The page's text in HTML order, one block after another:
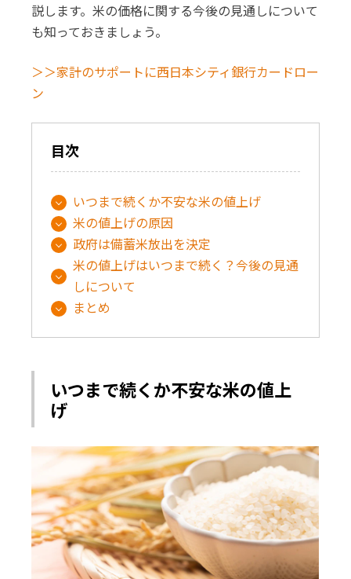
説します。米の価格に関する今後の見通しについて
も知っておきましょう。
＞＞家計のサポートに西日本シティ銀行カードロー
ン
目次
いつまで続くか不安な米の値上げ
米の値上げの原因
政府は備蓄米放出を決定
米の値上げはいつまで続く？今後の見通
しについて
まとめ
いつまで続くか不安な米の値上
げ